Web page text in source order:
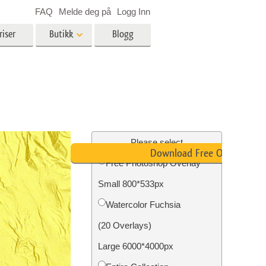
Foto restaurering
Butikk Blogg
FAQ Melde deg på Logg Inn
Please select
Free Photoshop Overlay
Small 800*533px
Watercolor Fuchsia
(20 Overlays)
Large 6000*4000px
Download Free Overlay